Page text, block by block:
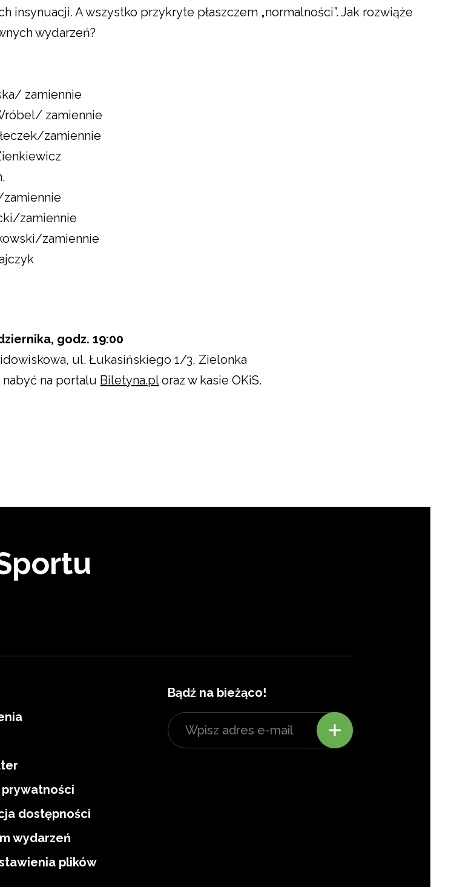
insynuacji. A wszystko przykryte płaszczem „normalności”. Jak rozwiąże
wydarzeń?
zamiennie
zamiennie
zamiennie
zamiennie
zamiennie
godz. 19:00
ul. Łukasińskiego 1/3, Zielonka
nabyć na portalu Biletyna.ploraz w kasie OKiS.
prywatności
dostępności
wydarzeń
plików
Bądź na bieżąco!